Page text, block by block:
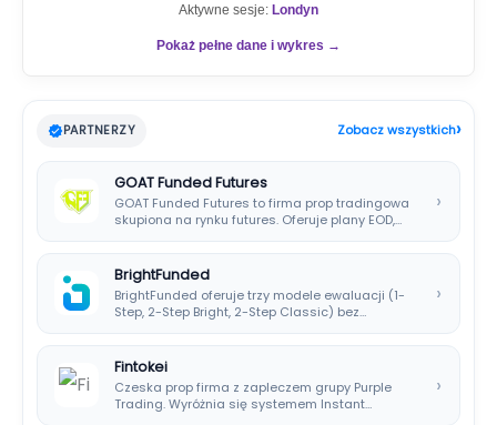
Aktywne sesje: Londyn
Pokaż pełne dane i wykres →
PARTNERZY Zobacz wszystkich›
GOAT Funded Futures
GOAT Funded Futures to firma prop tradingowa
skupiona na rynku futures. Oferuje plany EOD,…
›
BrightFunded
BrightFunded oferuje trzy modele ewaluacji (1-
Step, 2-Step Bright, 2-Step Classic) bez
›
Fintokei
Czeska prop firma z zapleczem grupy Purple
Trading. Wyróżnia się systemem Instant
›